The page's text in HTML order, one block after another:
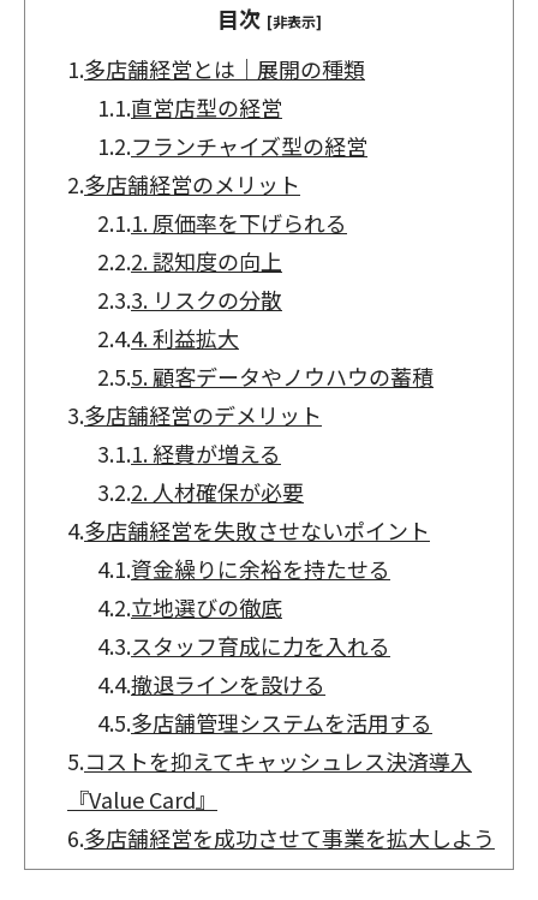
目次 [非表示]
1.多店舗経営とは｜展開の種類
1.1.直営店型の経営
1.2.フランチャイズ型の経営
2.多店舗経営のメリット
2.1.1. 原価率を下げられる
2.2.2. 認知度の向上
2.3.3. リスクの分散
2.4.4. 利益拡大
2.5.5. 顧客データやノウハウの蓄積
3.多店舗経営のデメリット
3.1.1. 経費が増える
3.2.2. 人材確保が必要
4.多店舗経営を失敗させないポイント
4.1.資金繰りに余裕を持たせる
4.2.立地選びの徹底
4.3.スタッフ育成に力を入れる
4.4.撤退ラインを設ける
4.5.多店舗管理システムを活用する
5.コストを抑えてキャッシュレス決済導入
『Value Card』
6.多店舗経営を成功させて事業を拡大しよう